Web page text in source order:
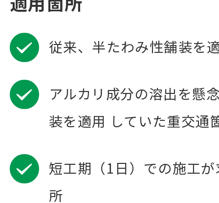
従来、半たわみ性舗装を
アルカリ成分の溶出を懸
装を適用 していた重交通
短工期（1日）での施工
所